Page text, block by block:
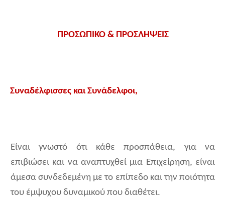
ΠΡΟΣΩΠΙΚΟ & ΠΡΟΣΛΗΨΕΙΣ
Συναδέλφισσες και Συνάδελφοι,
Είναι γνωστό ότι κάθε προσπάθεια, για να
επιβιώσει και να αναπτυχθεί μια Επιχείρηση, είναι
άμεσα συνδεδεμένη με το επίπεδο και την ποιότητα
του έμψυχου δυναμικού που διαθέτει.